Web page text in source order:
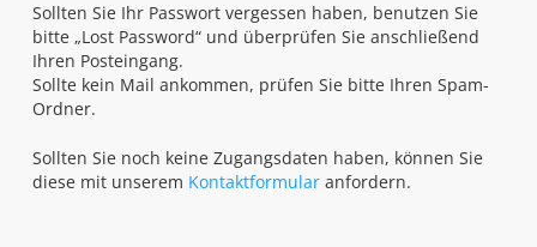
Sollten Sie Ihr Passwort vergessen haben, benutzen Sie
bitte „Lost Password“ und überprüfen Sie anschließend
Ihren Posteingang.
Sollte kein Mail ankommen, prüfen Sie bitte Ihren Spam-
Ordner.
Sollten Sie noch keine Zugangsdaten haben, können Sie
diese mit unserem Kontaktformularanfordern.